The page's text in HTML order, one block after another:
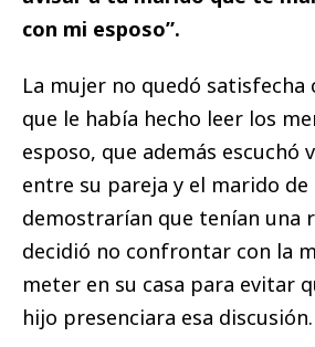
con mi esposo”.
La mujer no quedó satisfecha
que le había hecho leer los
esposo, que además escuchó
entre su pareja y el marido de
demostrarían que tenían una
decidió no confrontar con la
meter en su casa para evitar
hijo presenciara esa discusión.